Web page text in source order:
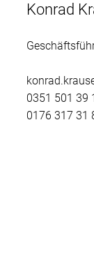
Konrad
0351 501 39
0176 317 31